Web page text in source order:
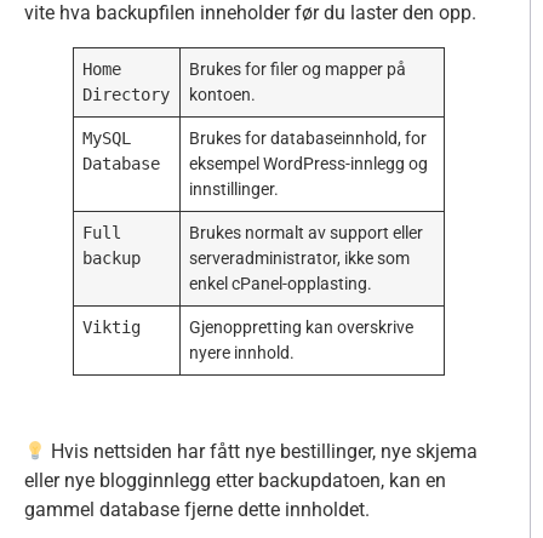
vite hva backupfilen inneholder før du laster den opp.
Home
Directory
Brukes for filer og mapper på
kontoen.
MySQL
Database
Brukes for databaseinnhold, for
eksempel WordPress-innlegg og
innstillinger.
Full
backup
Brukes normalt av support eller
serveradministrator, ikke som
enkel cPanel-opplasting.
Viktig
Gjenoppretting kan overskrive
nyere innhold.
Hvis nettsiden har fått nye bestillinger, nye skjema
eller nye blogginnlegg etter backupdatoen, kan en
gammel database fjerne dette innholdet.